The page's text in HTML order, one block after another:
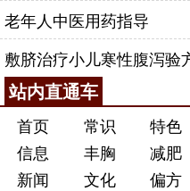
老年人中医用药指导
敷脐治疗小儿寒性腹泻验
站内直通车
首页 常识 特色
信息
丰胸 减肥
新闻
文化 偏方